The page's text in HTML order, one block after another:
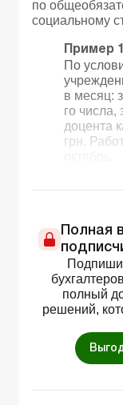
по
социальному
Пример 1
По
в месяц:
го числа,
доцента
грн.
Полная
полный
решений,